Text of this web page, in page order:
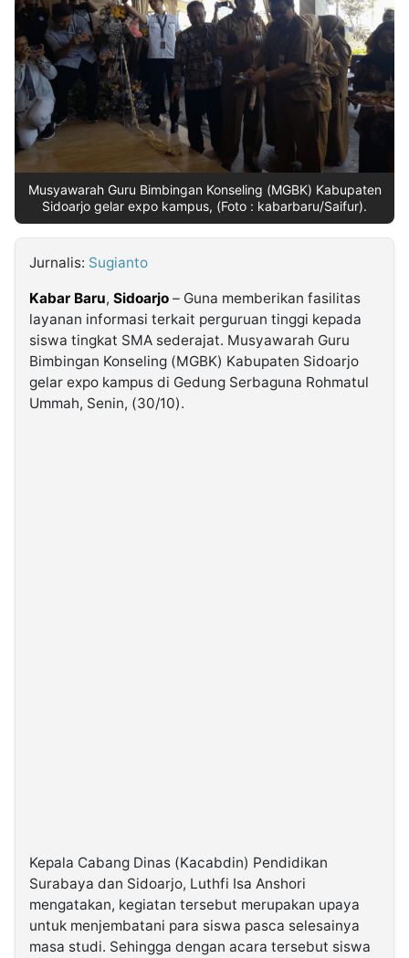
Insight
NTB
Suara
Time
Lens
IDN
Daily
Jogja
Jalan
Rakyat
Idealita
News
Kita
Notice
Dinamikapost.com
Radar
Baru
Seedbacklink
Follow
Kabarbaru
Kabarbaru.co
2026
Musyawarah Guru Bimbingan Konseling (MGBK) Kabupaten
Sidoarjo gelar expo kampus, (Foto : kabarbaru/Saifur).
Jurnalis: Sugianto
Kabar Baru, Sidoarjo – Guna memberikan fasilitas
layanan informasi terkait perguruan tinggi kepada
siswa tingkat SMA sederajat. Musyawarah Guru
Bimbingan Konseling (MGBK) Kabupaten Sidoarjo
gelar expo kampus di Gedung Serbaguna Rohmatul
Ummah, Senin, (30/10).
Kepala Cabang Dinas (Kacabdin) Pendidikan
Surabaya dan Sidoarjo, Luthfi Isa Anshori
mengatakan, kegiatan tersebut merupakan upaya
untuk menjembatani para siswa pasca selesainya
masa studi. Sehingga dengan acara tersebut siswa